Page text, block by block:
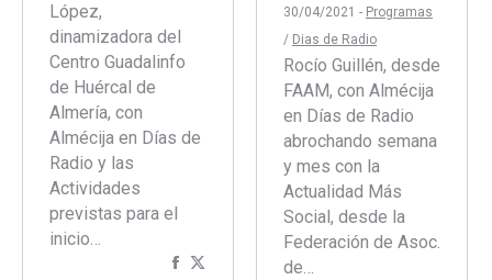
López,
dinamizadora del
Centro Guadalinfo
de Huércal de
Almería, con
Almécija en Días de
Radio y las
Actividades
previstas para el
inicio…
Compartir
30/04/2021 - Programas
/ Dias de Radio
Rocío Guillén, desde
FAAM, con Almécija
en Días de Radio
abrochando semana
y mes con la
Actualidad Más
Social, desde la
Federación de Asoc.
de…